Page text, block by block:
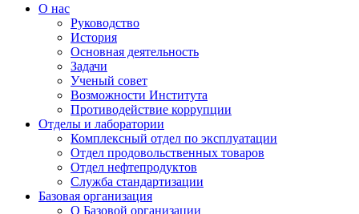
О нас
Руководство
История
Основная деятельность
Задачи
Ученый совет
Возможности Института
Противодействие коррупции
Отделы и лаборатории
Комплексный отдел по эксплуатации
Отдел продовольственных товаров
Отдел нефтепродуктов
Служба стандартизации
Базовая организация
О Базовой организации